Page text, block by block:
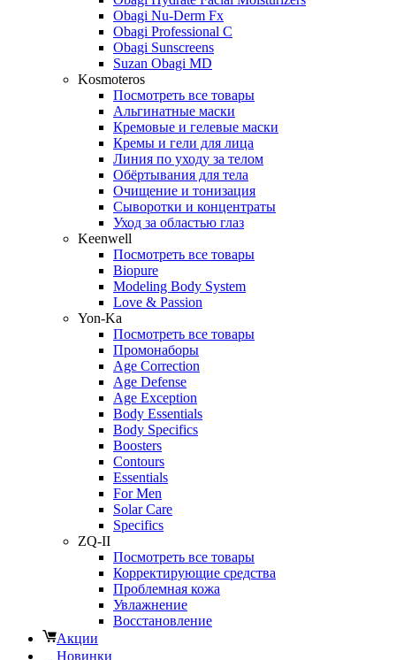
Obagi Nu-Derm Fx
Obagi Professional C
Obagi Sunscreens
Suzan Obagi MD
Kosmoteros
Посмотреть все товары
Альгинатные маски
Кремовые и гелевые маски
Кремы и гели для лица
Линия по уходу за телом
Обёртывания для тела
Очищение и тонизация
Сыворотки и концентраты
Уход за областью глаз
Keenwell
Посмотреть все товары
Biopure
Modeling Body System
Love & Passion
Yon-Ka
Посмотреть все товары
Промонаборы
Age Correction
Age Defense
Age Exception
Body Essentials
Body Specifics
Boosters
Contours
Essentials
For Men
Solar Care
Specifics
ZQ-II
Посмотреть все товары
Корректирующие средства
Проблемная кожа
Увлажнение
Восстановление
Акции
Новинки